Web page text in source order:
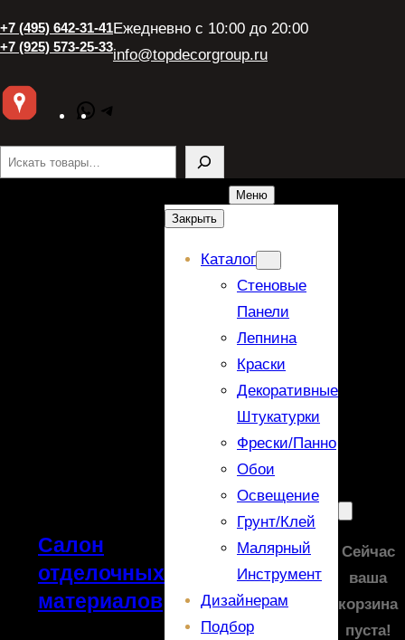
+7 (495) 642-31-41
+7 (925) 573-25-33
Ежедневно с 10:00 до 20:00
info@topdecorgroup.ru
WhatsApp
Поиск
Салон
отделочных
материалов
Меню
Закрыть
Каталог
Стеновые
Панели
Лепнина
Краски
Декоративные
Штукатурки
Фрески/панно
Обои
Освещение
Грунт/Клей
Малярный
Инструмент
Дизайнерам
Подбор
Сейчас
ваша
корзина
пуста!